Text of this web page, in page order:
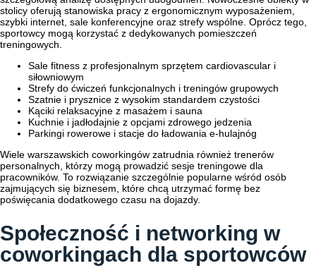
stolicy oferują stanowiska pracy z ergonomicznym wyposażeniem,
szybki internet, sale konferencyjne oraz strefy wspólne. Oprócz tego,
sportowcy mogą korzystać z dedykowanych pomieszczeń
treningowych.
Sale fitness z profesjonalnym sprzętem cardiovascular i
siłowniowym
Strefy do ćwiczeń funkcjonalnych i treningów grupowych
Szatnie i prysznice z wysokim standardem czystości
Kąciki relaksacyjne z masażem i sauna
Kuchnie i jadłodajnie z opcjami zdrowego jedzenia
Parkingi rowerowe i stacje do ładowania e-hulajnóg
Wiele warszawskich coworkingów zatrudnia również trenerów
personalnych, którzy mogą prowadzić sesje treningowe dla
pracowników. To rozwiązanie szczególnie popularne wśród osób
zajmujących się biznesem, które chcą utrzymać formę bez
poświęcania dodatkowego czasu na dojazdy.
Społeczność i networking w
coworkingach dla sportowców